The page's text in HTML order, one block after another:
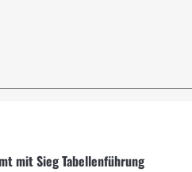
mit Sieg Tabellenführung